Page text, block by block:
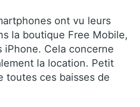
ont vu leurs
la boutique Free Mobile,
iPhone. Cela concerne
la location. Petit
toutes ces baisses de